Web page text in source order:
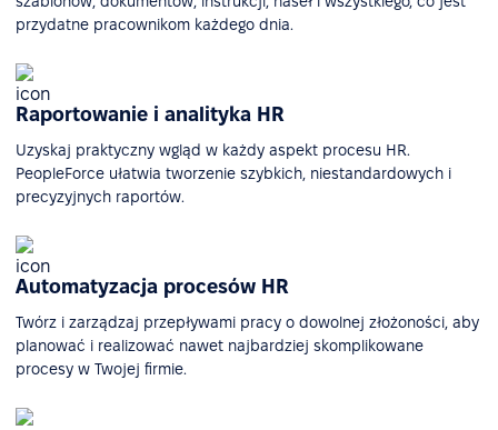
przydatne pracownikom każdego dnia.
Raportowanie i analityka HR
Uzyskaj praktyczny wgląd w każdy aspekt procesu HR.
PeopleForce ułatwia tworzenie szybkich, niestandardowych i
precyzyjnych raportów.
Automatyzacja procesów HR
Twórz i zarządzaj przepływami pracy o dowolnej złożoności, aby
planować i realizować nawet najbardziej skomplikowane
procesy w Twojej firmie.